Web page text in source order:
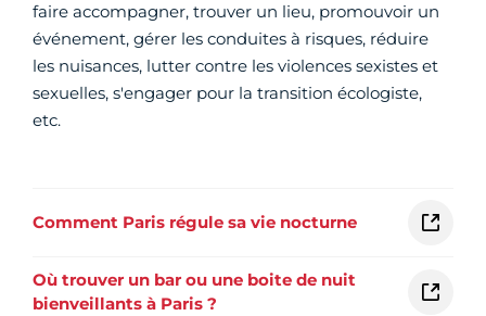
faire accompagner, trouver un lieu, promouvoir un
événement, gérer les conduites à risques, réduire
les nuisances, lutter contre les violences sexistes et
sexuelles, s'engager pour la transition écologiste,
etc.
Comment Paris régule sa vie nocturne
Où trouver un bar ou une boite de nuit
bienveillants à Paris ?